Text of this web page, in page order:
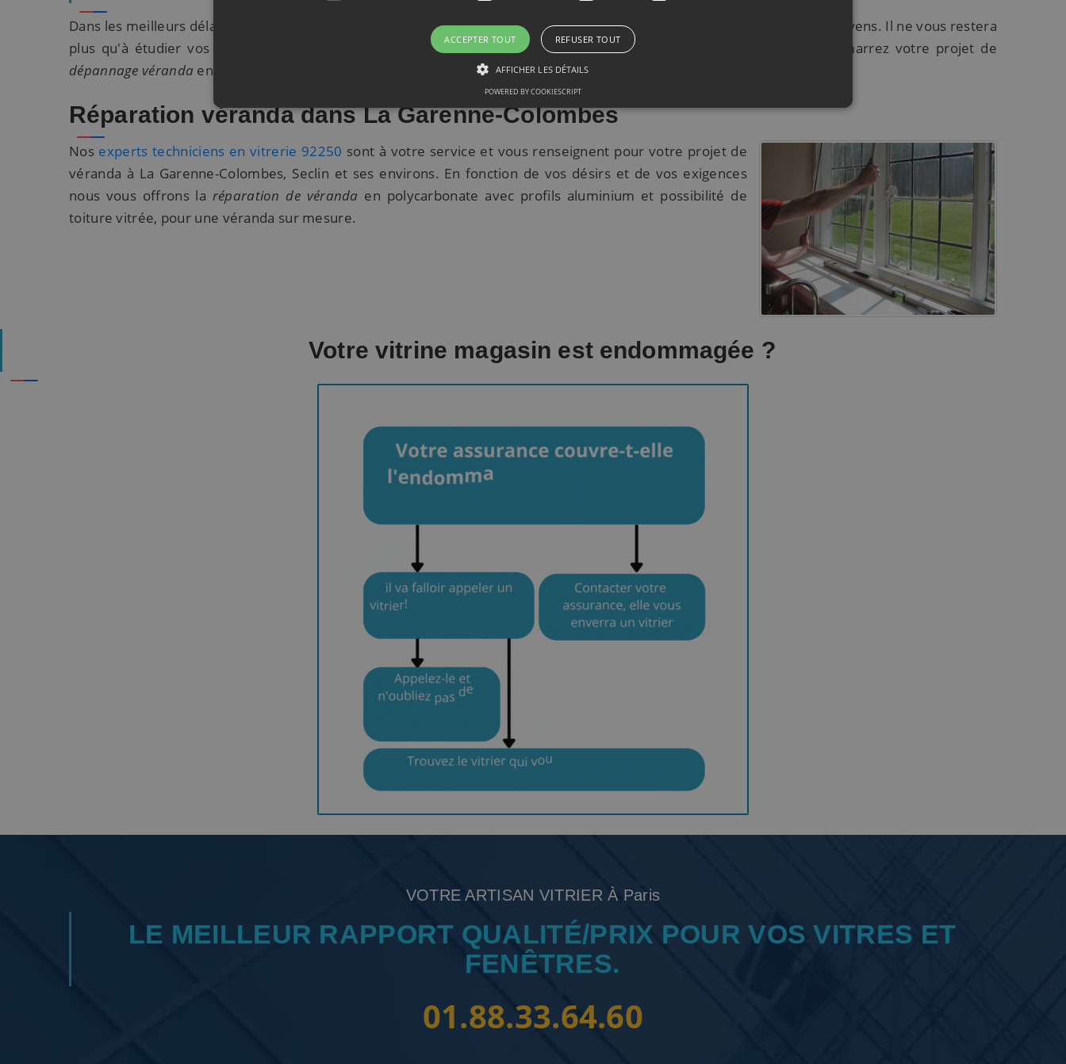
Dans les meilleurs délais, vous recevrez des devis de remplacement véranda 92250répondant à vos exigences et à vos moyens. Il ne vous restera
plus qu'à étudier vos devis pour avoir une meilleure idée sur le tarif des prestations dans la région parisienne. Démarrez votre projet de
dépannage véranda en toute sérénité avec des professionnels expérimentés à votre service !
Réparation véranda dans La Garenne-Colombes
Nos experts techniciens en vitrerie 92250 sont à votre service et vous renseignent pour votre projet de
véranda à La Garenne-Colombes, Seclin et ses environs. En fonction de vos désirs et de vos exigences
nous vous offrons la réparation de véranda en polycarbonate avec profils aluminium et possibilité de
toiture vitrée, pour une véranda sur mesure.
Votre vitrine magasin est endommagée ?
VOTRE ARTISAN VITRIER À Paris
LE MEILLEUR RAPPORT QUALITÉ/PRIX POUR VOS VITRES ET
FENÊTRES.
01.88.33.64.60
ACCEPTER TOUT REFUSER TOUT
AFFICHER LES DÉTAILS
POWERED BY COOKIESCRIPT